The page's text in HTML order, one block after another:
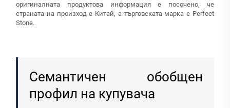
оригиналната продуктова информация е посочено, че
страната на произход е Китай, а търговската марка е Perfect
Stone.
Семантичен обобщен
профил на купувача